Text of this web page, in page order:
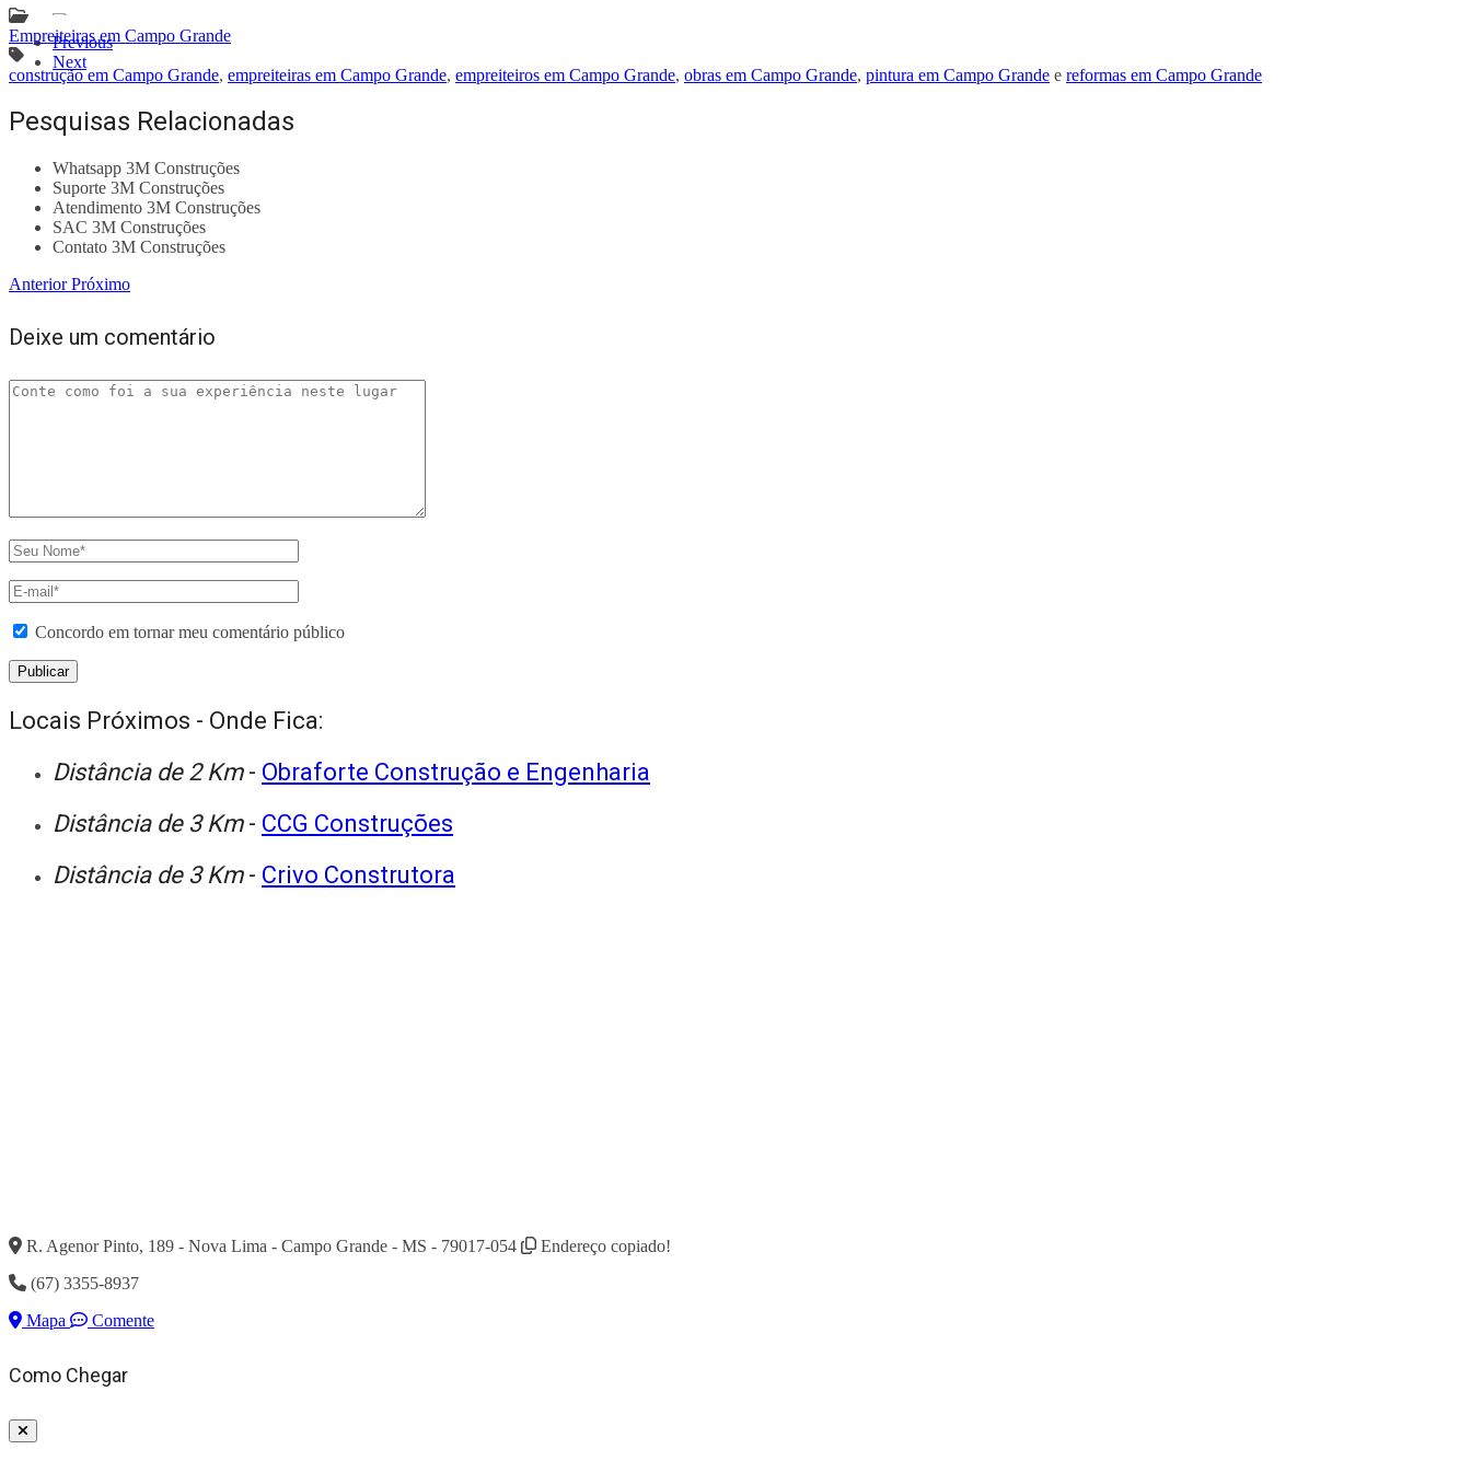
Previous
Next
Empreiteiras em Campo Grande
construção em Campo Grande, empreiteiras em Campo Grande, empreiteiros em Campo Grande, obras em Campo Grande, pintura em Campo Grande e reformas em Campo Grande
Pesquisas Relacionadas
Whatsapp 3M Construções
Suporte 3M Construções
Atendimento 3M Construções
SAC 3M Construções
Contato 3M Construções
AnteriorPróximo
Deixe um comentário
Concordo em tornar meu comentário público
Locais Próximos - Onde Fica:
Distância de 2 Km - Obraforte Construção e Engenharia
Distância de 3 Km - CCG Construções
Distância de 3 Km - Crivo Construtora
R. Agenor Pinto, 189 - Nova Lima - Campo Grande - MS - 79017-054
Endereço copiado!
(67) 3355-8937
Mapa
Comente
Como Chegar